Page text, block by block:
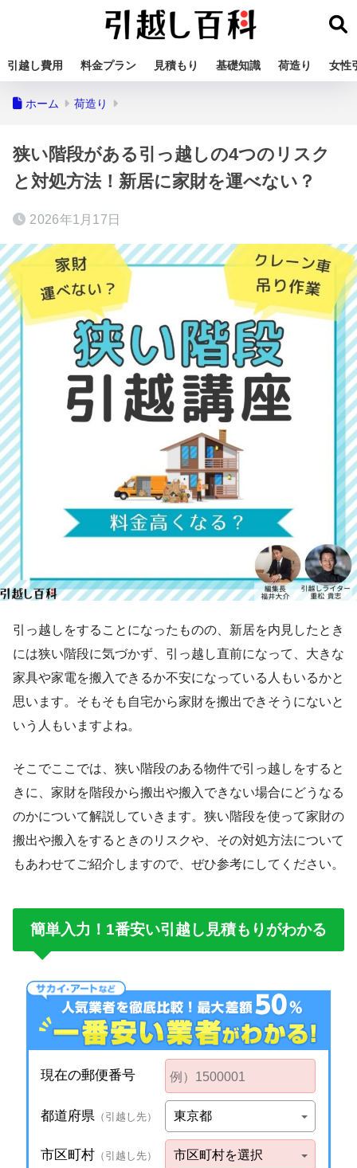
引越し費用 料金プラン 見積もり 基礎知識 荷造り 女性
ホーム 荷造り
狭い階段がある引っ越しの4つのリスク
と対処方法！新居に家財を運べない？
2026年1月17日
引っ越しをすることになったものの、新居を内見したとき
には狭い階段に気づかず、引っ越し直前になって、大きな
家具や家電を搬入できるか不安になっている人もいるかと
思います。そもそも自宅から家財を搬出できそうにないと
いう人もいますよね。
そこでここでは、狭い階段のある物件で引っ越しをすると
きに、家財を階段から搬出や搬入できない場合にどうなる
のかについて解説していきます。狭い階段を使って家財の
搬出や搬入をするときのリスクや、その対処方法について
もあわせてご紹介しますので、ぜひ参考にしてください。
簡単入力！1番安い引越し見積もりがわかる